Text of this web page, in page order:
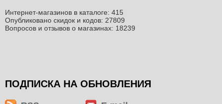
Интернет-магазинов в каталоге: 415
Опубликовано скидок и кодов: 27809
Вопросов и отзывов о магазинах: 18239
ПОДПИСКА НА ОБНОВЛЕНИЯ